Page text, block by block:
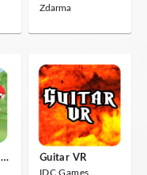
Zdarma
Destroyer Run VR Guitar VR
IDC Games